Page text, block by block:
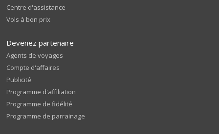
Centre d'assistance
Vols à bon prix
Devenez partenaire
Agents de voyages
Compte d'affaires
Publicité
Programme d'affiliation
Programme de fidélité
Programme de parrainage